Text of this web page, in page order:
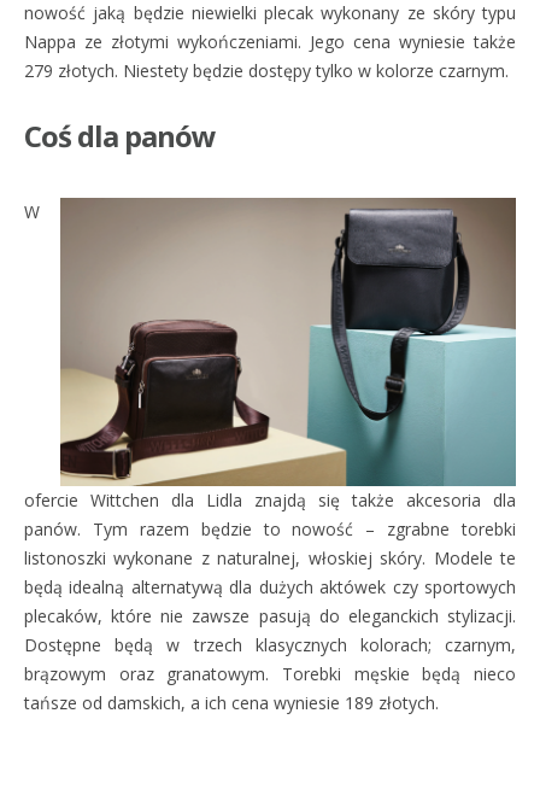
nowość jaką będzie niewielki plecak wykonany ze skóry typu
Nappa ze złotymi wykończeniami. Jego cena wyniesie także
279 złotych. Niestety będzie dostępy tylko w kolorze czarnym.
Coś dla panów
W
ofercie Wittchen dla Lidla znajdą się także akcesoria dla
panów. Tym razem będzie to nowość – zgrabne torebki
listonoszki wykonane z naturalnej, włoskiej skóry. Modele te
będą idealną alternatywą dla dużych aktówek czy sportowych
plecaków, które nie zawsze pasują do eleganckich stylizacji.
Dostępne będą w trzech klasycznych kolorach; czarnym,
brązowym oraz granatowym. Torebki męskie będą nieco
tańsze od damskich, a ich cena wyniesie 189 złotych.